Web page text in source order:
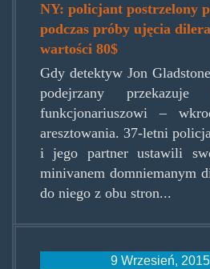
NY: policjant postrzelony
podczas próby ujęcia
wartości 80$
Gdy detektyw Jon
podejrzany przekazuje
funkcjonariuszowi –
aresztowania. 37-letni
i jego partner ustawili
minivanem domniemanym
do niego z obu stron...
9 Wrzesień,